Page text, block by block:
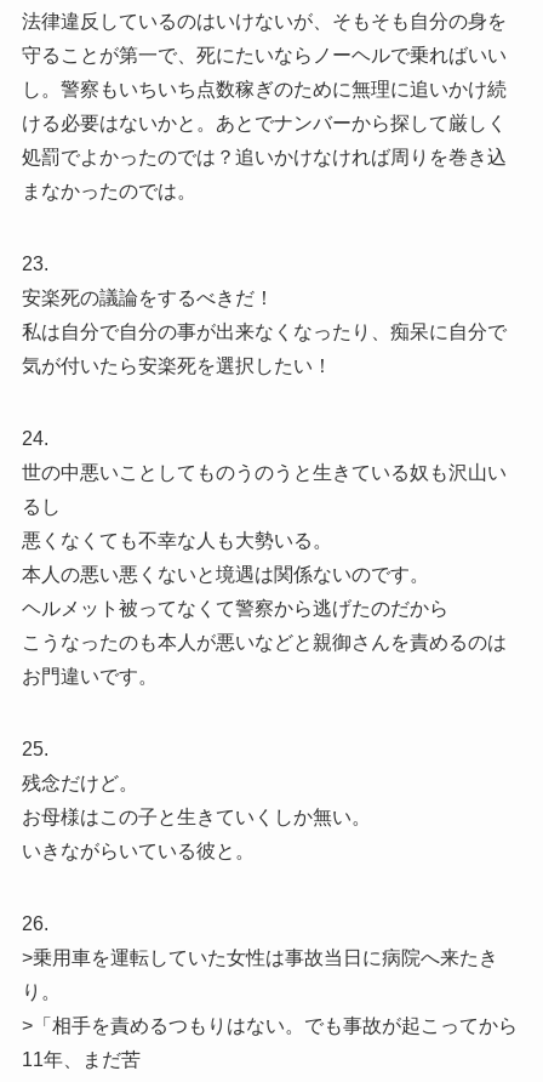
法律違反しているのはいけないが、そもそも自分の身を
守ることが第一で、死にたいならノーヘルで乗ればいい
し。警察もいちいち点数稼ぎのために無理に追いかけ続
ける必要はないかと。あとでナンバーから探して厳しく
処罰でよかったのでは？追いかけなければ周りを巻き込
まなかったのでは。
23.
安楽死の議論をするべきだ！
私は自分で自分の事が出来なくなったり、痴呆に自分で
気が付いたら安楽死を選択したい！
24.
世の中悪いことしてものうのうと生きている奴も沢山い
るし
悪くなくても不幸な人も大勢いる。
本人の悪い悪くないと境遇は関係ないのです。
ヘルメット被ってなくて警察から逃げたのだから
こうなったのも本人が悪いなどと親御さんを責めるのは
お門違いです。
25.
残念だけど。
お母様はこの子と生きていくしか無い。
いきながらいている彼と。
26.
>乗用車を運転していた女性は事故当日に病院へ来たき
り。
>「相手を責めるつもりはない。でも事故が起こってから
11年、まだ苦